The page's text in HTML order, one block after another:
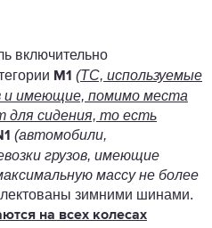
включительно
M1 (ТС, используемые
и имеющие, помимо места
для сидения, то есть
(автомобили,
грузов, имеющие
массу не более
зимними шинами.
на всех колесах